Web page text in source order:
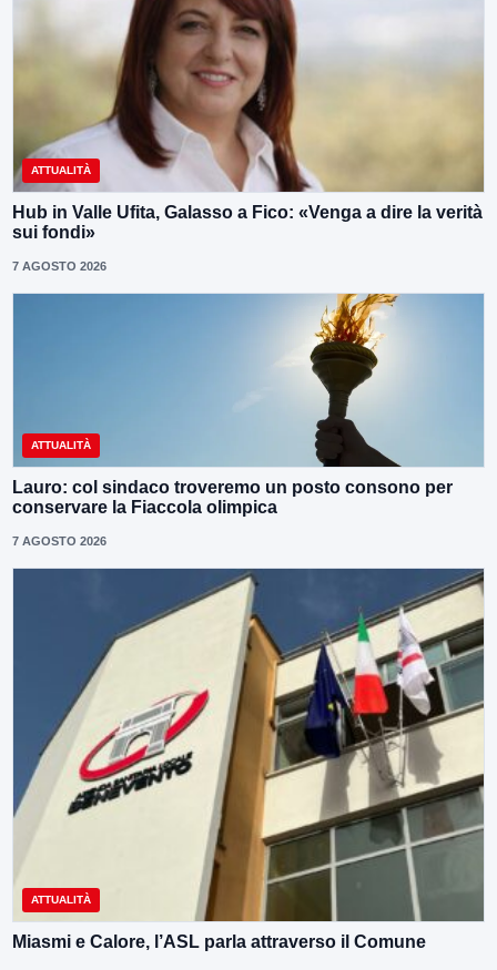
ATTUALITÀ
Hub in Valle Ufita, Galasso a Fico: «Venga a dire la verità
sui fondi»
7 AGOSTO 2026
ATTUALITÀ
Lauro: col sindaco troveremo un posto consono per
conservare la Fiaccola olimpica
7 AGOSTO 2026
ATTUALITÀ
Miasmi e Calore, l’ASL parla attraverso il Comune